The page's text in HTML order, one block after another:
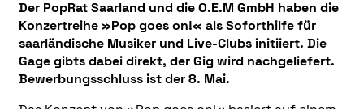
Der PopRat Saarland und die O.E.M GmbH haben die
Konzertreihe »Pop goes on!« als Soforthilfe für
saarländische Musiker und Live-Clubs initiiert. Die
Gage gibts dabei direkt, der Gig wird nachgeliefert.
Bewerbungsschluss ist der 8. Mai.